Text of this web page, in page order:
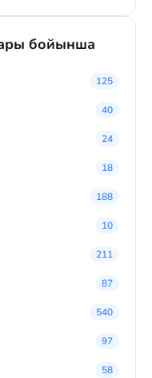
бойынша
125
40
24
18
188
10
211
87
540
97
58